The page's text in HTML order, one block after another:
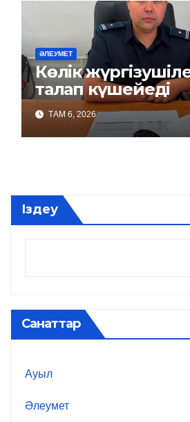
ӘЛЕУМЕТ
Көлік
талап күшейеді
ТАМ 6, 2026
Іздеу
Санаттар
Ауыл
Әлеумет